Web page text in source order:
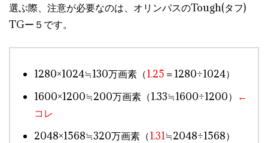
選ぶ際、注意が必要なのは、オリンパスのTough(タフ)
TGー５です。
1280×1024≒130万画素（1.25 ＝1280÷1024）
1600×1200≒200万画素（1.33≒1600÷1200） ←
コレ
2048×1568≒320万画素（1.31≒2048÷1568）